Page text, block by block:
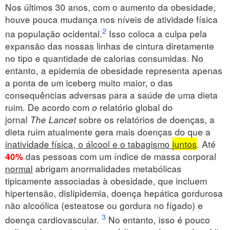
Nos últimos 30 anos, com o aumento da obesidade,
houve pouca mudança nos níveis de atividade física
na população ocidental.2 Isso coloca a culpa pela
expansão das nossas linhas de cintura diretamente
no tipo e quantidade de calorias consumidas. No
entanto, a epidemia de obesidade representa apenas
a ponta de um iceberg muito maior, o das
consequências adversas para a saúde de uma dieta
ruim. De acordo com o relatório global do
jornal The Lancetsobre os relatórios de doenças, a
dieta ruim atualmente gera mais doenças do que a
inatividade física, o álcool e o tabagismo juntos. Até
40% das pessoas com um índice de massa corporal
normal abrigam anormalidades metabólicas
tipicamente associadas à obesidade, que incluem
hipertensão, dislipidemia, doença hepática gordurosa
não alcoólica (esteatose ou gordura no fígado) e
doença cardiovascular. 3 No entanto, isso é pouco